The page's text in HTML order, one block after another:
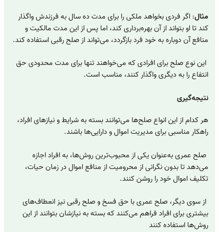
مثال: اگر فردی بخواهد ملکی را برای مدت ده سال به فرزندش واگذار
کند تا او بتواند از آن بهره‌برداری کند، اما پس از این مدت مالکیت و
منافع آن دوباره به خود فرد بازگردد، می‌تواند از صلح رقبی استفاده کند.
این نوع صلح برای افرادی که می‌خواهند تنها برای مدت محدودی حق
انتفاع را به دیگری واگذار کنند، مناسب است.
نتیجه‌گیری
هر کدام از این انواع صلح‌ها می‌توانند بسته به شرایط و نیازهای افراد،
راهکار مناسبی برای مدیریت اموال و دارایی‌ها باشند.
صلح عمری به‌عنوان یکی از محبوب‌ترین روش‌ها، به افراد اجازه
می‌دهد تا بدون نگرانی از محرومیت از منافع اموال در زمان حیات،
تکلیف اموال خود را روشن کنند.
از سوی دیگر، صلح عمری با حق فسخ و صلح رقبی نیز انعطاف‌های
بیشتری برای افراد فراهم می‌کنند که بسته به نیازشان بتوانند از این
روش‌ها استفاده کنند